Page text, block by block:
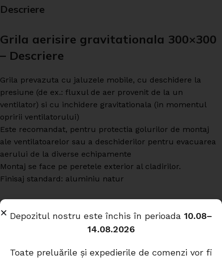
Descriere
Grila aerisire gravitationala 300×300
– Descriere
Grila prevazuta cu jaluzele mobile, cu deschidere la
presiune (de ex.: fluxul de aer provenit de la un
ventilator) si cu inchidere gravitationala (in momentul
opririi ventilatorului)
Este recomandat, pentru protectia golurilor de montaj
ale ventilatoarelor sau a deschiderilor pentru evacuarea
aerului de la diverse echipamente
Montaj se face pe peretele exterior al cladirilor.
Finisaj standard: aluminiu natur
Produse similare
Depozitul nostru este închis în perioada 10.08–
14.08.2026
Toate preluările și expedierile de comenzi vor fi